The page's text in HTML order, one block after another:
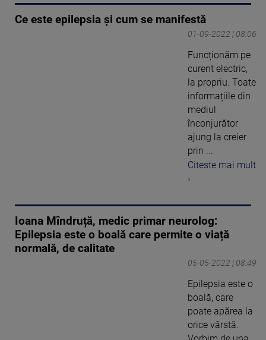
Ce este epilepsia și cum se manifestă
01-09-2022 | 08:06
Funcționăm pe
curent electric,
la propriu. Toate
informațiile din
mediul
înconjurător
ajung la creier
prin ...
Citeste mai mult
›
Ioana Mîndruță, medic primar neurolog:
Epilepsia este o boală care permite o viață
normală, de calitate
05-05-2022 | 08:49
Epilepsia este o
boală, care
poate apărea la
orice vârstă.